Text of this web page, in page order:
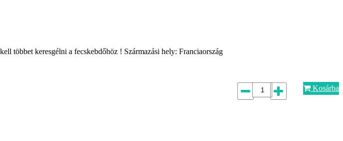
többet keresgélni a fecskebdőhöz ! Származási hely: Franciaország
Kosárba